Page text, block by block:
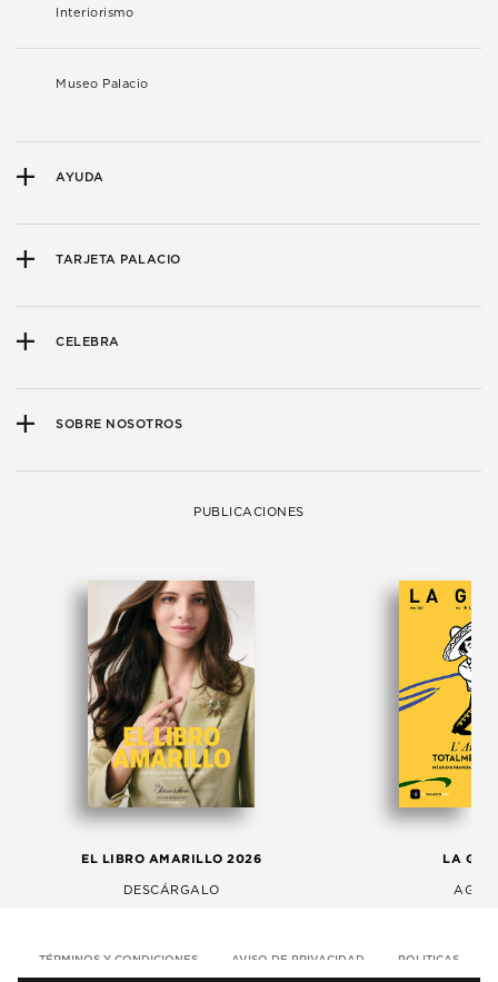
Interiorismo
Museo Palacio
AYUDA
TARJETA PALACIO
CELEBRA
SOBRE NOSOTROS
PUBLICACIONES
EL LIBRO AMARILLO 2026
DESCÁRGALO
LA
TÉRMINOS Y CONDICIONES AVISO DE PRIVACIDAD POLITICAS